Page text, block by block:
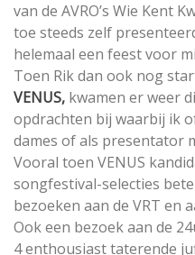
van de AVRO’s Wie Kent
toe steeds zelf
helemaal een feest voor
Toen Rik dan ook nog
VENUS, kwamen er weer
opdrachten bij waarbij ik
dames of als presentator
Vooral toen VENUS
songfestival-selecties
bezoeken aan de VRT en
Ook een bezoek aan de
4 enthousiast taterende